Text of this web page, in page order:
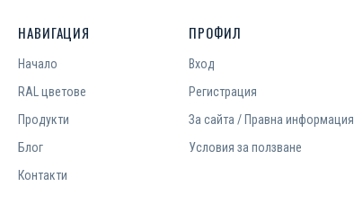
НАВИГАЦИЯ
Начало
RAL цветове
Продукти
Блог
Контакти
ПРОФИЛ
Вход
Регистрация
За сайта / Правна информация
Условия за ползване